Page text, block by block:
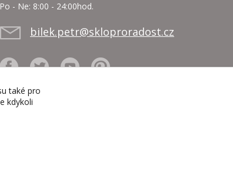
Po - Ne: 8:00 - 24:00hod.
bilek.petr@skloproradost.cz
také pro
kdykoli